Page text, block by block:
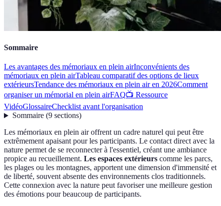
Sommaire
Les avantages des mémoriaux en plein airInconvénients des
mémoriaux en plein airTableau comparatif des options de lieux
extérieursTendance des mémoriaux en plein air en 2026Comment
organiser un mémorial en plein airFAQ📺 Ressource
VidéoGlossaireChecklist avant l'organisation
Sommaire(9 sections)
Les mémoriaux en plein air offrent un cadre naturel qui peut être
extrêmement apaisant pour les participants. Le contact direct avec la
nature permet de se reconnecter à l'essentiel, créant une ambiance
propice au recueillement. Les espaces extérieurs comme les parcs,
les plages ou les montagnes, apportent une dimension d'immensité et
de liberté, souvent absente des environnements clos traditionnels.
Cette connexion avec la nature peut favoriser une meilleure gestion
des émotions pour beaucoup de participants.